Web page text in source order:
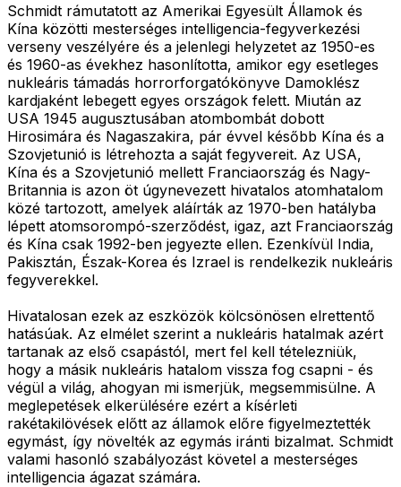
Schmidt rámutatott az Amerikai Egyesült Államok és
Kína közötti mesterséges intelligencia-fegyverkezési
verseny veszélyére és a jelenlegi helyzetet az 1950-es
és 1960-as évekhez hasonlította, amikor egy esetleges
nukleáris támadás horrorforgatókönyve Damoklész
kardjaként lebegett egyes országok felett. Miután az
USA 1945 augusztusában atombombát dobott
Hirosimára és Nagaszakira, pár évvel később Kína és a
Szovjetunió is létrehozta a saját fegyvereit. Az USA,
Kína és a Szovjetunió mellett Franciaország és Nagy-
Britannia is azon öt úgynevezett hivatalos atomhatalom
közé tartozott, amelyek aláírták az 1970-ben hatályba
lépett atomsorompó-szerződést, igaz, azt Franciaország
és Kína csak 1992-ben jegyezte ellen. Ezenkívül India,
Pakisztán, Észak-Korea és Izrael is rendelkezik nukleáris
fegyverekkel.
Hivatalosan ezek az eszközök kölcsönösen elrettentő
hatásúak. Az elmélet szerint a nukleáris hatalmak azért
tartanak az első csapástól, mert fel kell tételezniük,
hogy a másik nukleáris hatalom vissza fog csapni - és
végül a világ, ahogyan mi ismerjük, megsemmisülne. A
meglepetések elkerülésére ezért a kísérleti
rakétakilövések előtt az államok előre figyelmeztették
egymást, így növelték az egymás iránti bizalmat. Schmidt
valami hasonló szabályozást követel a mesterséges
intelligencia ágazat számára.